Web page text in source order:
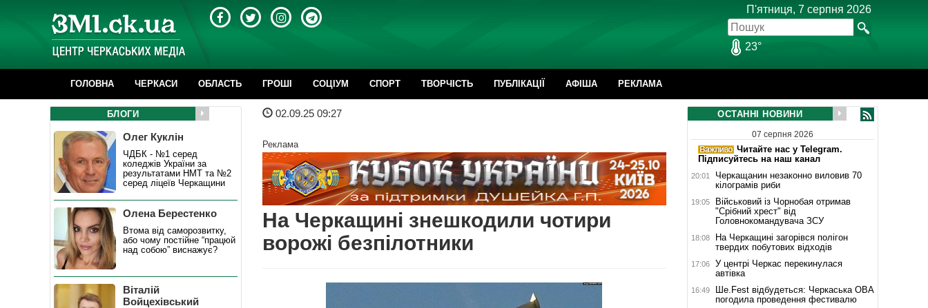
П'ятниця, 7 серпня 2026
23°
ГОЛОВНА ЧЕРКАСИ ОБЛАСТЬ ГРОШІ CОЦІУМ СПОРТ ТВОРЧІСТЬ ПУБЛІКАЦІЇ АФІША РЕКЛАМА
02.09.25 09:27
Реклама
На Черкащині знешкодили чотири
ворожі безпілотники
БЛОГИ
Олег Куклін
ЧДБК - №1 серед
коледжів України за
результатами НМТ та №2
серед ліцеїв Черкащини
Олена Берестенко
Втома від саморозвитку,
або чому постійне “працюй
над собою” виснажує?
Віталій
Войцехівський
ОСТАННІ НОВИНИ
07 серпня 2026
Читайте нас у Telegram.
Підписуйтесь на наш канал
20:01
Черкащанин незаконно виловив 70
кілограмів риби
19:05
Військовий із Чорнобая отримав
"Срібний хрест" від
Головнокомандувача ЗСУ
18:08
На Черкащині загорівся полігон
твердих побутових відходів
17:06
У центрі Черкас перекинулася
автівка
16:49
Ше.Fest відбудеться: Черкаська ОВА
погодила проведення фестивалю